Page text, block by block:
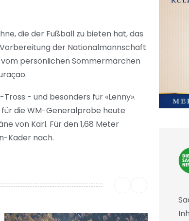
die der Fußball zu bieten hat, das
der Nationalmannschaft
vom persönlichen Sommermärchen
- und besonders für «Lenny».
für die WM-Generalprobe heute
von Karl. Für den 1,68 Meter
Kader nach.